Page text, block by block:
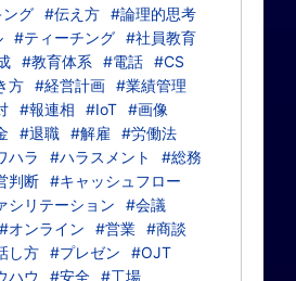
グ #伝え方 #論理的思考
#ティーチング #社員教育
#教育体系 #電話 #CS
方 #経営計画 #業績管理
#報連相 #IoT #画像
#退職 #解雇
#労働法
ハラ #ハラスメント
#総務
判断 #キャッシュフロー
シリテーション
#会議
#オンライン #営業 #商談
し方 #プレゼン
#OJT
ハウ #安全 #工場